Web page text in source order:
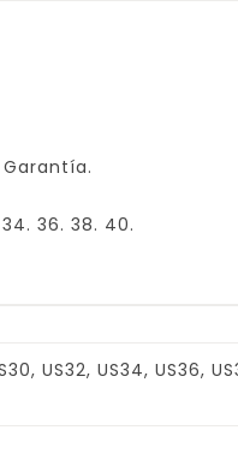
36. 38. 40.
US32, US34, US36,